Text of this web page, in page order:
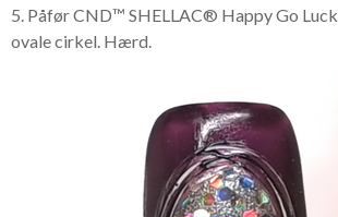
5. Påfør CND™ SHELLAC® Happy Go
ovale cirkel. Hærd.